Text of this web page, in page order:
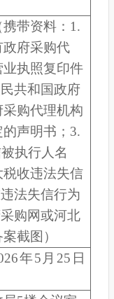
携带资料： 1.
政府采购代
执照复印件
共和国政府
购代理机构
声明书； 3.
执行人名
收违法失信
法失信行为
购网或河北
截图）
6年5 月25 日